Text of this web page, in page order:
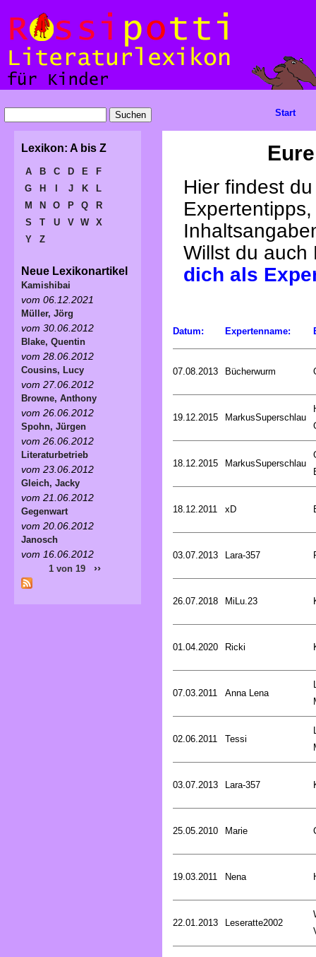
Hier findest
Willst du
dich als
Datum: Expertenname:
07.08.2013 Bücherwurm
19.12.2015 MarkusSuperschlau
18.12.2015 MarkusSuperschlau
18.12.2011 xD
03.07.2013 Lara-357
26.07.2018 MiLu.23
01.04.2020 Ricki
07.03.2011 Anna Lena
02.06.2011 Tessi
03.07.2013 Lara-357
25.05.2010 Marie
19.03.2011 Nena
22.01.2013 Leseratte2002
Start
Lexikon: A bis Z
A B C D E
F
G
H J K
L
M
N O P Q
R
S
T U V W
X
Y
Z
Neue Lexikonartikel
Kamishibai
vom 06.12.2021
Müller, Jörg
vom 30.06.2012
Blake, Quentin
vom 28.06.2012
Cousins, Lucy
vom 27.06.2012
Browne, Anthony
vom 26.06.2012
Spohn, Jürgen
vom 26.06.2012
Literaturbetrieb
vom 23.06.2012
Gleich, Jacky
vom 21.06.2012
Gegenwart
vom 20.06.2012
Janosch
vom 16.06.2012
1 von 19 ››